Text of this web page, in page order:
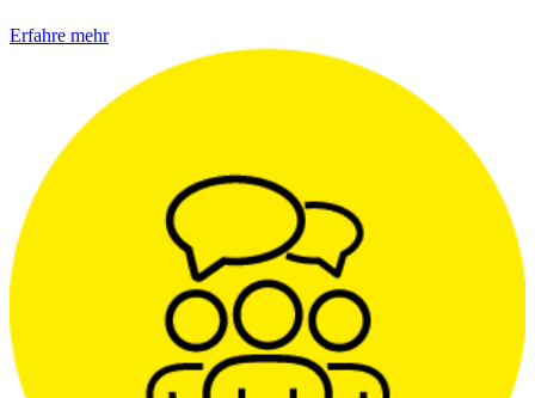
Erfahre mehr